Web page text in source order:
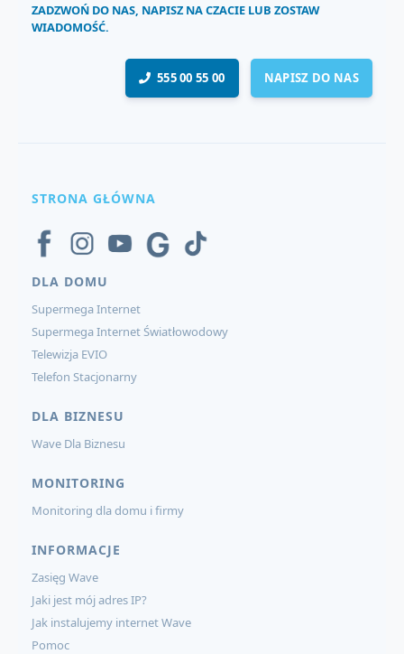
ZADZWOŃ DO NAS, NAPISZ NA CZACIE LUB ZOSTAW
WIADOMOŚĆ.
555 00 55 00 NAPISZ DO NAS
STRONA GŁÓWNA
DLA DOMU
Supermega Internet
Supermega Internet Światłowodowy
Telewizja EVIO
Telefon Stacjonarny
DLA BIZNESU
Wave Dla Biznesu
MONITORING
Monitoring dla domu i firmy
INFORMACJE
Zasięg Wave
Jaki jest mój adres IP?
Jak instalujemy internet Wave
Pomoc